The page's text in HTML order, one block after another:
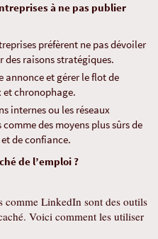
à ne pas publier
préfèrent ne pas dévoiler
des raisons stratégiques.
annonce et gérer le flot de
chronophage.
internes ou les réseaux
des moyens plus sûrs de
de confiance.
de l’emploi ?
comme LinkedIn sont des outils
Voici comment les utiliser